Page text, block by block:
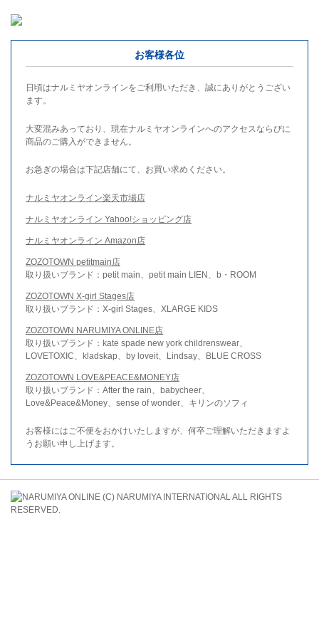
お客様各位
日頃はナルミヤオンラインをご利用いただき、誠にありがとうござい
ます。
大変混みあっており、現在ナルミヤオンラインへのアクセスならびに
商品のご購入ができません。
お急ぎの場合は下記店舗にて、お買い求めください。
ナルミヤオンライン楽天市場店
ナルミヤオンライン Yahoo!ショッピング店
ナルミヤオンライン Amazon店
ZOZOTOWN petitmain店
取り扱いブランド：petit main、petit main LIEN、b・ROOM
ZOZOTOWN X-girl Stages店
取り扱いブランド：X-girl Stages、XLARGE KIDS
ZOZOTOWN NARUMIYA ONLINE店
取り扱いブランド：kate spade new york childrenswear、
LOVETOXIC、kladskap、by loveit、Lindsay、BLUE CROSS
ZOZOTOWN LOVE&PEACE&MONEY店
取り扱いブランド：After the rain、babycheer、
Love&Peace&Money、sense of wonder、キリンのソフィ
お客様にはご不便をおかけいたしますが、何卒ご理解いただきますよ
うお願い申し上げます。